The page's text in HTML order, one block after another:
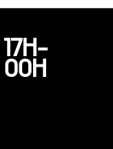
17H-
00H